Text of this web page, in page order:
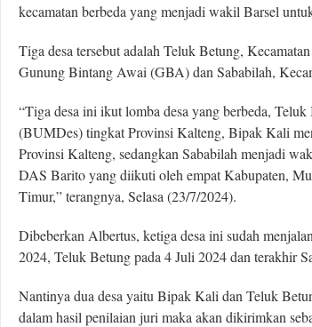
kecamatan berbeda yang menjadi wakil Barsel
Tiga desa tersebut adalah Teluk Betung,
Gunung Bintang Awai (GBA) dan Sababilah,
“Tiga desa ini ikut lomba desa yang berbeda,
(BUMDes) tingkat Provinsi Kalteng, Bipak Kali
Provinsi Kalteng, sedangkan Sababilah menjadi
DAS Barito yang diikuti oleh empat Kabupaten,
Timur,” terangnya, Selasa (23/7/2024).
Dibeberkan Albertus, ketiga desa ini sudah
2024, Teluk Betung pada 4 Juli 2024 dan terakhir
Nantinya dua desa yaitu Bipak Kali dan Teluk
dalam hasil penilaian juri maka akan dikirimkan